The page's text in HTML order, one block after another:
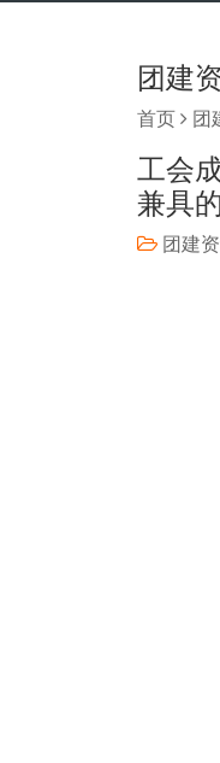
团建
首页 团
工会
兼具
团建